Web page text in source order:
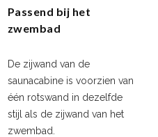
Passend bij het
zwembad
De zijwand van de
saunacabine is voorzien van
één rotswand in dezelfde
stijl als de zijwand van het
zwembad.